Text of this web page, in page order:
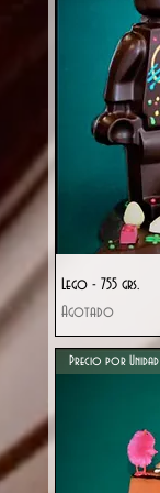
Lego - 755 grs.
Agotado
Precio por Unidad